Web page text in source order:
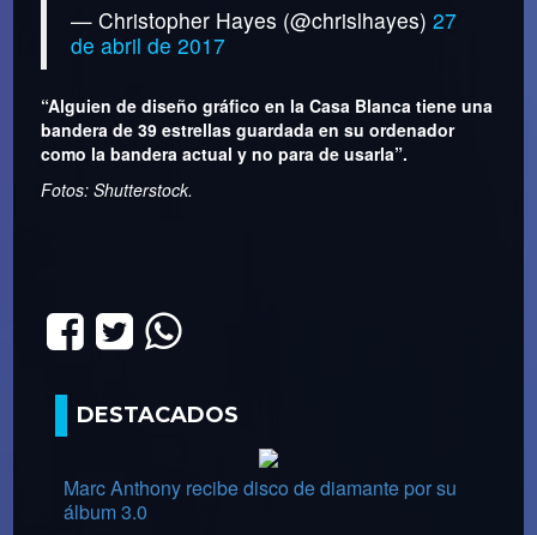
— Christopher Hayes (@chrislhayes)27
de abril de 2017
“Alguien de diseño gráfico en la Casa Blanca tiene una
bandera de 39 estrellas guardada en su ordenador
como la bandera actual y no para de usarla”.
Fotos: Shutterstock.
DESTACADOS
Marc Anthony recibe disco de diamante por su
álbum 3.0